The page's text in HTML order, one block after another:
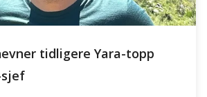
tidligere Yara-topp
sjef